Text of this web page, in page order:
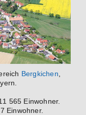
Bergkichen
565 Einwohner.
Einwohner.